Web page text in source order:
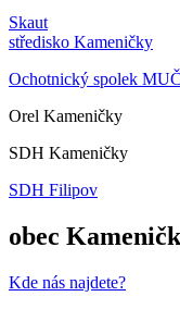
Skaut
středisko Kameničky
Ochotnický spolek
Orel Kameničky
SDH Kameničky
SDH Filipov
obec
Kde nás najdete?